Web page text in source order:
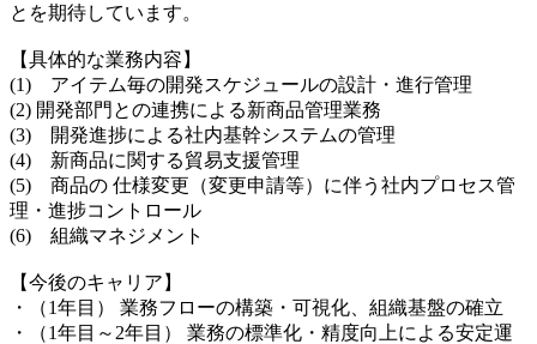
とを期待しています。
【具体的な業務内容】
(1) アイテム毎の開発スケジュールの設計・進行管理
(2) 開発部門との連携による新商品管理業務
(3) 開発進捗による社内基幹システムの管理
(4) 新商品に関する貿易支援管理
(5) 商品の 仕様変更（変更申請等）に伴う社内プロセス管
理・進捗コントロール
(6) 組織マネジメント
【今後のキャリア】
・（1年目） 業務フローの構築・可視化、組織基盤の確立
・（1年目～2年目） 業務の標準化・精度向上による安定運